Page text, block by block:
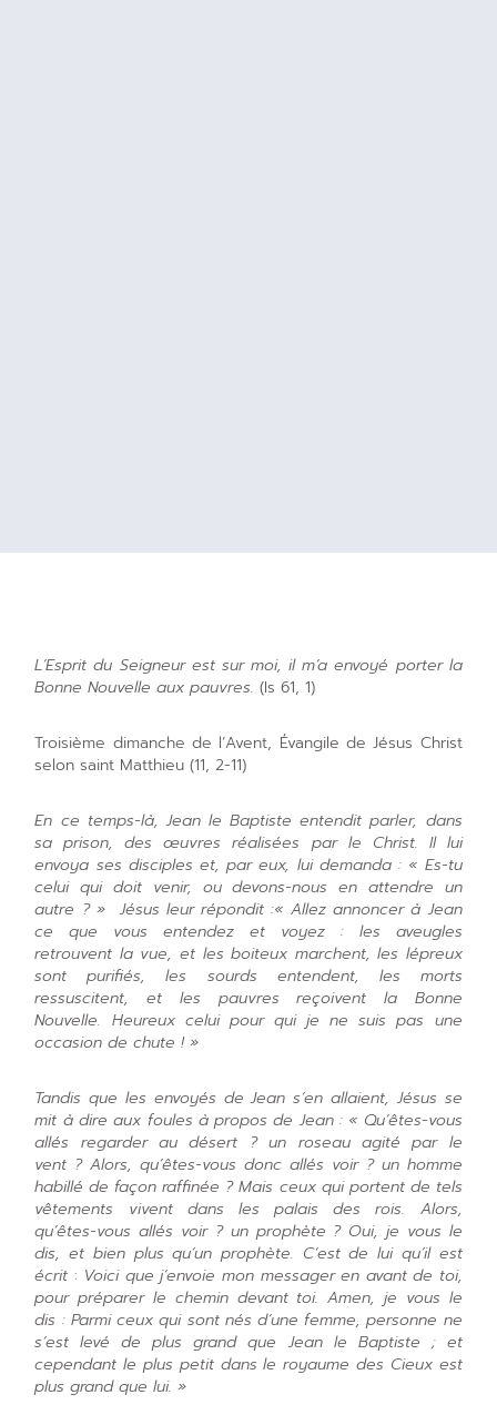
L’Esprit du Seigneur est sur moi, il m’a envoyé porter la
Bonne Nouvelle aux pauvres.(Is 61, 1)
Troisième dimanche de l’Avent, Évangile de Jésus Christ
selon saint Matthieu (11, 2-11)
En ce temps-là, Jean le Baptiste entendit parler, dans
sa prison, des œuvres réalisées par le Christ. Il lui
envoya ses disciples et, par eux, lui demanda : « Es-tu
celui qui doit venir, ou devons-nous en attendre un
autre ? » Jésus leur répondit :« Allez annoncer à Jean
ce que vous entendez et voyez : les aveugles
retrouvent la vue, et les boiteux marchent, les lépreux
sont purifiés, les sourds entendent, les morts
ressuscitent, et les pauvres reçoivent la Bonne
Nouvelle. Heureux celui pour qui je ne suis pas une
occasion de chute ! »
Tandis que les envoyés de Jean s’en allaient, Jésus se
mit à dire aux foules à propos de Jean : « Qu’êtes-vous
allés regarder au désert ? un roseau agité par le
vent ? Alors, qu’êtes-vous donc allés voir ? un homme
habillé de façon raffinée ? Mais ceux qui portent de tels
vêtements vivent dans les palais des rois. Alors,
qu’êtes-vous allés voir ? un prophète ? Oui, je vous le
dis, et bien plus qu’un prophète. C’est de lui qu’il est
écrit : Voici que j’envoie mon messager en avant de toi,
pour préparer le chemin devant toi. Amen, je vous le
dis : Parmi ceux qui sont nés d’une femme, personne ne
s’est levé de plus grand que Jean le Baptiste ; et
cependant le plus petit dans le royaume des Cieux est
plus grand que lui. »